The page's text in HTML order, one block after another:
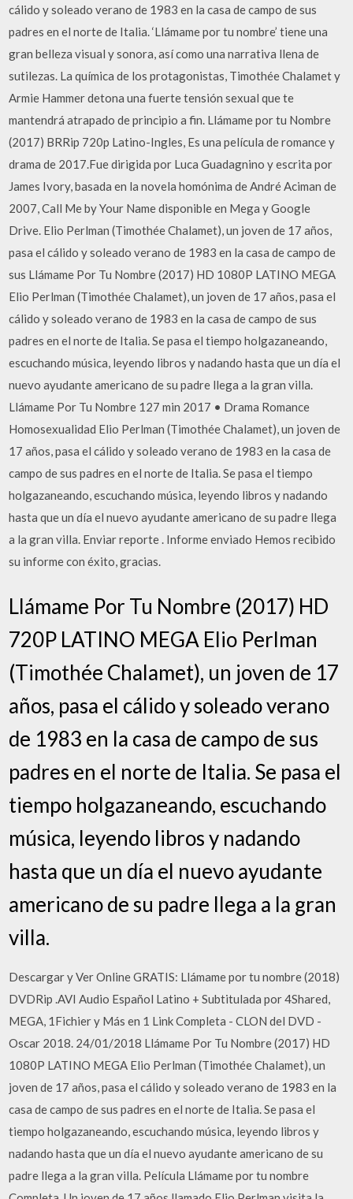
cálido y soleado verano de 1983 en la casa de campo de sus
padres en el norte de Italia. ‘Llámame por tu nombre’ tiene una
gran belleza visual y sonora, así como una narrativa llena de
sutilezas. La química de los protagonistas, Timothée Chalamet y
Armie Hammer detona una fuerte tensión sexual que te
mantendrá atrapado de principio a fin. Llámame por tu Nombre
(2017) BRRip 720p Latino-Ingles, Es una película de romance y
drama de 2017.Fue dirigida por Luca Guadagnino y escrita por
James Ivory, basada en la novela homónima de André Aciman de
2007, Call Me by Your Name disponible en Mega y Google
Drive. Elio Perlman (Timothée Chalamet), un joven de 17 años,
pasa el cálido y soleado verano de 1983 en la casa de campo de
sus Llámame Por Tu Nombre (2017) HD 1080P LATINO MEGA
Elio Perlman (Timothée Chalamet), un joven de 17 años, pasa el
cálido y soleado verano de 1983 en la casa de campo de sus
padres en el norte de Italia. Se pasa el tiempo holgazaneando,
escuchando música, leyendo libros y nadando hasta que un día el
nuevo ayudante americano de su padre llega a la gran villa.
Llámame Por Tu Nombre 127 min 2017 • Drama Romance
Homosexualidad Elio Perlman (Timothée Chalamet), un joven de
17 años, pasa el cálido y soleado verano de 1983 en la casa de
campo de sus padres en el norte de Italia. Se pasa el tiempo
holgazaneando, escuchando música, leyendo libros y nadando
hasta que un día el nuevo ayudante americano de su padre llega
a la gran villa. Enviar reporte . Informe enviado Hemos recibido
su informe con éxito, gracias.
Llámame Por Tu Nombre (2017) HD
720P LATINO MEGA Elio Perlman
(Timothée Chalamet), un joven de 17
años, pasa el cálido y soleado verano
de 1983 en la casa de campo de sus
padres en el norte de Italia. Se pasa el
tiempo holgazaneando, escuchando
música, leyendo libros y nadando
hasta que un día el nuevo ayudante
americano de su padre llega a la gran
villa.
Descargar y Ver Online GRATIS: Llámame por tu nombre (2018)
DVDRip .AVI Audio Español Latino + Subtitulada por 4Shared,
MEGA, 1Fichier y Más en 1 Link Completa - CLON del DVD -
Oscar 2018. 24/01/2018 Llámame Por Tu Nombre (2017) HD
1080P LATINO MEGA Elio Perlman (Timothée Chalamet), un
joven de 17 años, pasa el cálido y soleado verano de 1983 en la
casa de campo de sus padres en el norte de Italia. Se pasa el
tiempo holgazaneando, escuchando música, leyendo libros y
nadando hasta que un día el nuevo ayudante americano de su
padre llega a la gran villa. Película Llámame por tu nombre